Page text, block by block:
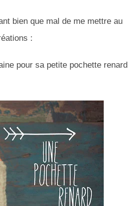
bien que mal de me mettre au
:
pour sa petite pochette renard